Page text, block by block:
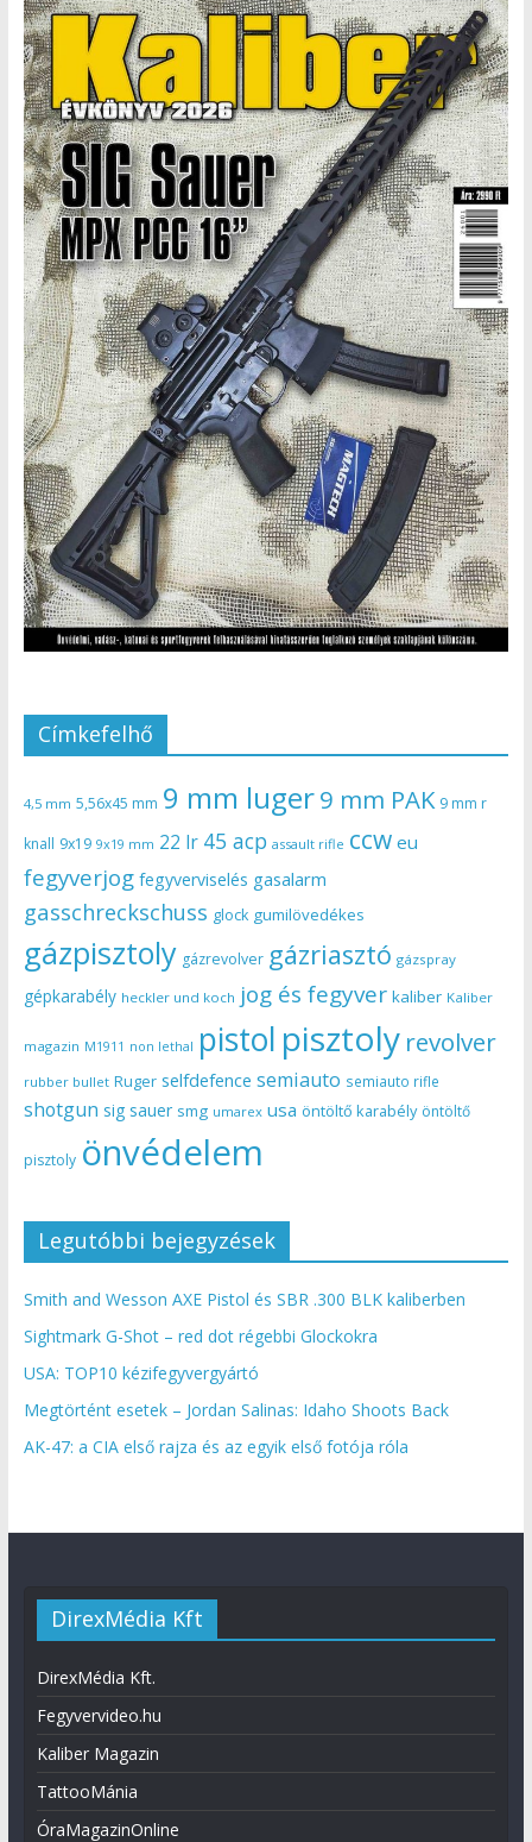
Címkefelhő
4,5 mm 5,56x45 mm 9 mm luger9 mm PAK 9 mm r
knall 9x19 9x19 mm 22 lr 45 acp assault rifle ccw eu
fegyverjog fegyverviselés gasalarm
gasschreckschuss glock gumilövedékes
gázpisztoly gázrevolver gázriasztó gázspray
gépkarabély heckler und koch jog és fegyver kaliber Kaliber
magazin M1911 non lethal pistol pisztoly revolver
rubber bullet Ruger selfdefence semiauto semiauto rifle
shotgun sig sauer smg umarex usa öntöltő karabély öntöltő
pisztoly önvédelem
Legutóbbi bejegyzések
Smith and Wesson AXE Pistol és SBR .300 BLK kaliberben
Sightmark G-Shot – red dot régebbi Glockokra
USA: TOP10 kézifegyvergyártó
Megtörtént esetek – Jordan Salinas: Idaho Shoots Back
AK-47: a CIA első rajza és az egyik első fotója róla
DirexMédia Kft
DirexMédia Kft.
Fegyvervideo.hu
Kaliber Magazin
TattooMánia
ÓraMagazinOnline